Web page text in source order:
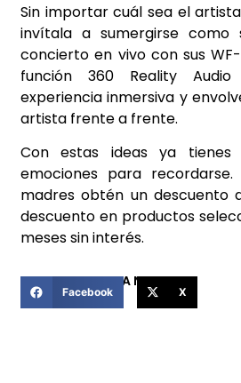
Sin importar cuál sea el
invítala a sumergirse como
concierto en vivo con sus
función 360 Reality
experiencia inmersiva y
artista frente a frente.
Con estas ideas ya
emociones para
madres obtén un descuento
descuento en productos
meses sin interés.
COMPARTIR ESTA NOTICIA
Facebook X